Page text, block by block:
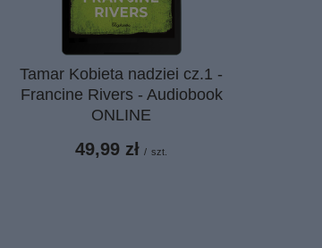
Tamar Kobieta nadziei cz.1 -
Francine Rivers - Audiobook
ONLINE
49,99 zł / szt.